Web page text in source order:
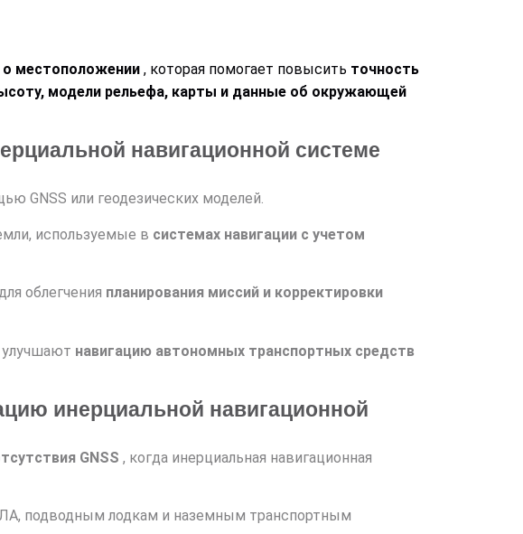
местоположении , которая помогает повысить точность
модели рельефа, карты и данные об окружающей
навигационной системе
GNSS или геодезических моделей.
используемые в системах навигации с учетом
облегчения планирования миссий и корректировки
навигацию автономных транспортных средств
инерциальной навигационной
GNSS , когда инерциальная навигационная
подводным лодкам и наземным транспортным